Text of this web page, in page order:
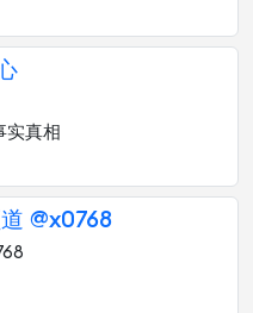
实真相
@x0768